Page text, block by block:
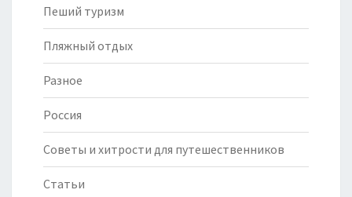
Пеший туризм
Пляжный отдых
Разное
Россия
Советы и хитрости для путешественников
Статьи